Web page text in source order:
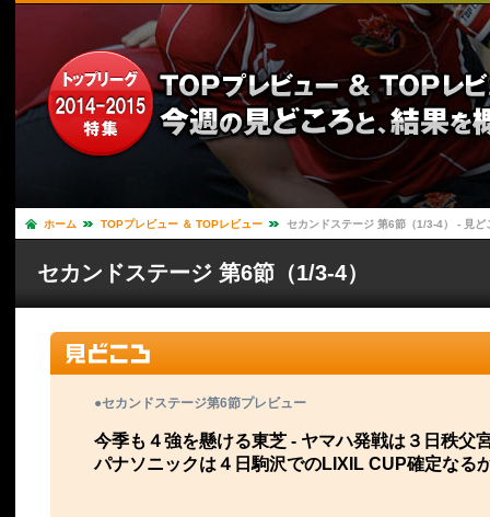
ホーム TOPプレビュー ＆ TOPレビュー セカンドステージ 第6節（1/3-4） - 見ど
セカンドステージ 第6節（1/3-4）
●セカンドステージ第6節プレビュー
今季も４強を懸ける東芝 - ヤマハ発戦は３日秩父
パナソニックは４日駒沢でのLIXIL CUP確定なる